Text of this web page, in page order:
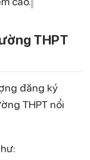
THPT
đăng ký
THPT nổi